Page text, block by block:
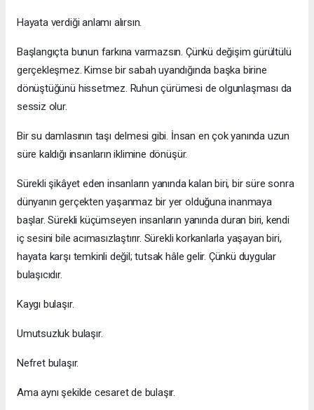
Hayata verdiği anlamı alırsın.
Başlangıçta bunun farkına varmazsın. Çünkü değişim gürültülü
gerçekleşmez. Kimse bir sabah uyandığında başka birine
dönüştüğünü hissetmez. Ruhun çürümesi de olgunlaşması da
sessiz olur.
Bir su damlasının taşı delmesi gibi. İnsan en çok yanında uzun
süre kaldığı insanların iklimine dönüşür.
Sürekli şikâyet eden insanların yanında kalan biri, bir süre sonra
dünyanın gerçekten yaşanmaz bir yer olduğuna inanmaya
başlar. Sürekli küçümseyen insanların yanında duran biri, kendi
iç sesini bile acımasızlaştırır. Sürekli korkanlarla yaşayan biri,
hayata karşı temkinli değil; tutsak hâle gelir. Çünkü duygular
bulaşıcıdır.
Kaygı bulaşır.
Umutsuzluk bulaşır.
Nefret bulaşır.
Ama aynı şekilde cesaret de bulaşır.